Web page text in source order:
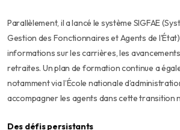
Parallèlement, il a lancé le système SIGFAE
Gestion des Fonctionnaires et Agents de
informations sur les carrières, les
retraites. Un plan de formation continue a
notamment via l’École nationale
accompagner les agents dans cette transition
Des défis persistants